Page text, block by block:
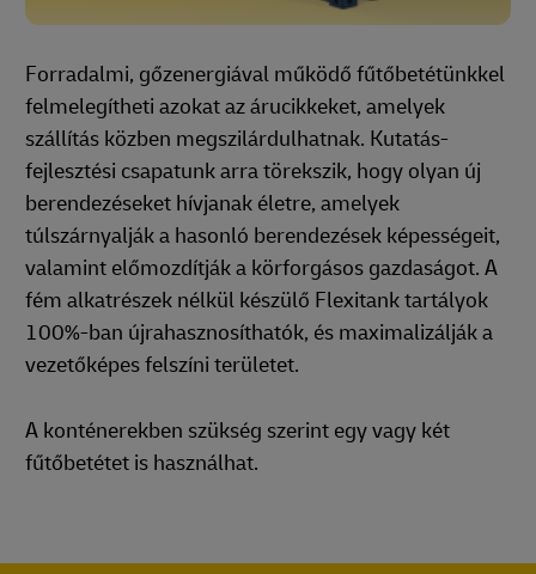
Forradalmi, gőzenergiával működő fűtőbetétünkkel
felmelegítheti azokat az árucikkeket, amelyek
szállítás közben megszilárdulhatnak. Kutatás-
fejlesztési csapatunk arra törekszik, hogy olyan új
berendezéseket hívjanak életre, amelyek
túlszárnyalják a hasonló berendezések képességeit,
valamint előmozdítják a körforgásos gazdaságot. A
fém alkatrészek nélkül készülő Flexitank tartályok
100%-ban újrahasznosíthatók, és maximalizálják a
vezetőképes felszíni területet.
A konténerekben szükség szerint egy vagy két
fűtőbetétet is használhat.